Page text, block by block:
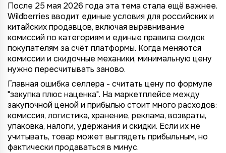
После 25 мая 2026 года эта тема стала ещё важнее.
Wildberries вводит единые условия для российских и
китайских продавцов, включая выравнивание
комиссий по категориям и единые правила скидок
покупателям за счёт платформы. Когда меняются
комиссии и скидочные механики, минимальную цену
нужно пересчитывать заново.
Главная ошибка селлера - считать цену по формуле
"закупка плюс наценка". На маркетплейсе между
закупочной ценой и прибылью стоит много расходов:
комиссия, логистика, хранение, реклама, возвраты,
упаковка, налоги, удержания и скидки. Если их не
учитывать, товар может выглядеть прибыльным, но
фактически продаваться в минус.